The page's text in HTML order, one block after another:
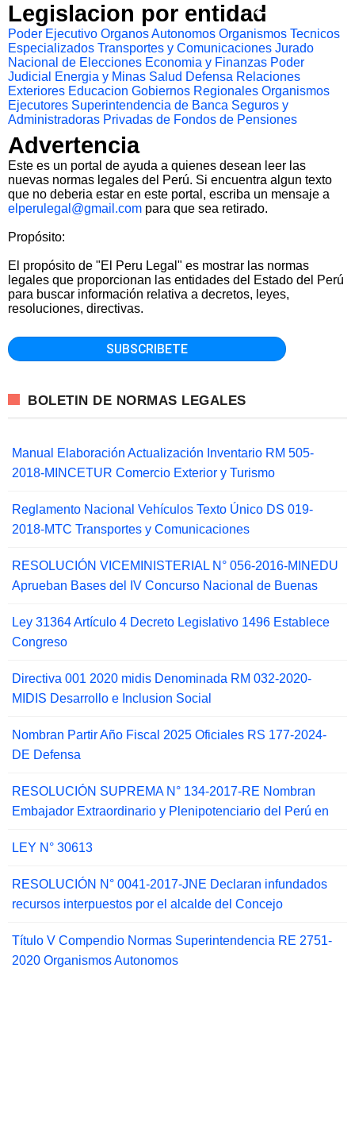
Legislacion por entidad
Poder Ejecutivo Organos Autonomos Organismos Tecnicos
Especializados Transportes y Comunicaciones Jurado
Nacional de Elecciones Economia y Finanzas Poder
Judicial
Energia y Minas Salud Defensa Relaciones
Exteriores Educacion Gobiernos Regionales Organismos
Ejecutores Superintendencia de Banca Seguros y
Administradoras Privadas de Fondos de Pensiones
Advertencia
Este es un portal de ayuda a quienes desean leer las
nuevas normas legales del Perú. Si encuentra algun texto
que no deberia estar en este portal, escriba un mensaje a
elperulegal@gmail.com para que sea retirado.
Propósito:
El propósito de "El Peru Legal" es mostrar las normas
legales que proporcionan las entidades del Estado del Perú
para buscar información relativa a decretos, leyes,
resoluciones, directivas.
BOLETIN DE NORMAS LEGALES
Manual Elaboración Actualización Inventario RM 505-
2018-MINCETUR Comercio Exterior y Turismo
Reglamento Nacional Vehículos Texto Único DS 019-
2018-MTC Transportes y Comunicaciones
RESOLUCIÓN VICEMINISTERIAL N° 056-2016-MINEDU
Aprueban Bases del IV Concurso Nacional de Buenas
Ley 31364 Artículo 4 Decreto Legislativo 1496 Establece
Congreso
Directiva 001 2020 midis Denominada RM 032-2020-
MIDIS Desarrollo e Inclusion Social
Nombran Partir Año Fiscal 2025 Oficiales RS 177-2024-
DE Defensa
RESOLUCIÓN SUPREMA N° 134-2017-RE Nombran
Embajador Extraordinario y Plenipotenciario del Perú en
LEY N° 30613
RESOLUCIÓN N° 0041-2017-JNE Declaran infundados
recursos interpuestos por el alcalde del Concejo
Título V Compendio Normas Superintendencia RE 2751-
2020 Organismos Autonomos